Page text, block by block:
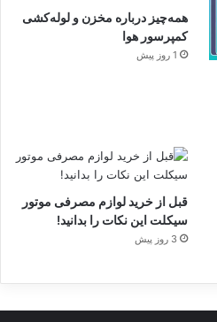
همه‌چیز درباره مخزن و لوله‌کشی
کمپرسور هوا
1 روز پیش
قبل از خرید لوازم مصرفی موتور
سیکلت این نکات را بدانید!
3 روز پیش